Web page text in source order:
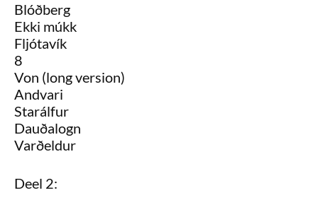
Blóðberg
Ekki múkk
Fljótavík
8
Von (long version)
Andvari
Starálfur
Dauðalogn
Varðeldur
Deel 2: